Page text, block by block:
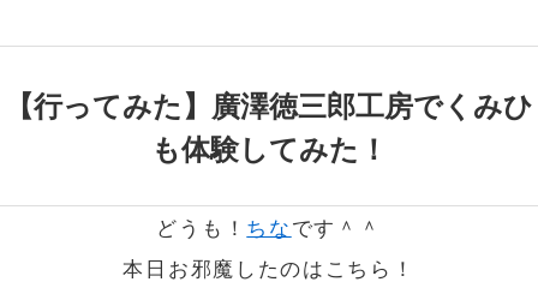
【行ってみた】廣澤徳三郎工房でくみひ
も体験してみた！
どうも！ ちなです＾＾
本日お邪魔したのはこちら！